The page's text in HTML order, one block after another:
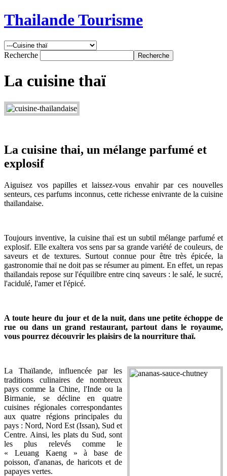
Thailande Tourisme
Recherche
La cuisine thaï
La cuisine thai, un mélange parfumé et
explosif
Aiguisez vos papilles et laissez-vous envahir par ces nouvelles
senteurs, ces parfums inconnus, cette richesse enivrante de la cuisine
thaïlandaise.
Toujours inventive, la cuisine thaï est un subtil mélange parfumé et
explosif. Elle exaltera vos sens par sa grande variété de couleurs, de
saveurs et de textures. Surtout connue pour être très épicée, la
gastronomie thaï ne doit pas se résumer au piment. En effet, un repas
thaïlandais repose sur l'équilibre entre cinq saveurs : le salé, le sucré,
l'acidulé, l'amer et l'épicé.
A toute heure du jour et de la nuit, dans une petite échoppe de
rue ou dans un grand restaurant, partout dans le royaume,
vous pourrez découvrir les plaisirs de la nourriture thaï.
La Thaïlande, influencée par les
traditions culinaires de nombreux
pays comme la Chine, l'Inde ou la
Birmanie, se décline en quatre
cuisines régionales correspondantes
aux quatre régions principales du
pays : Nord, Nord Est (Issan), Sud et
Centre. Ainsi, les plats du Sud, sont
les plus relevés comme le
« Leuang Kaeng » à base de
poisson, d'ananas, de haricots et de
papayes vertes.